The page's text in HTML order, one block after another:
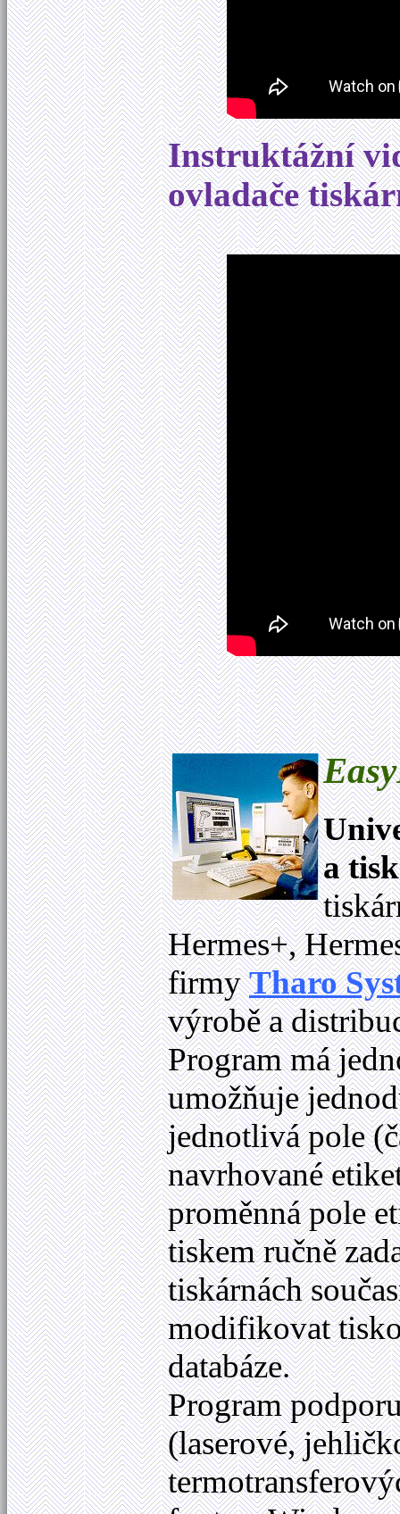
Instruktážní
ovladače
a
Hermes+,
firmyTharo
výrobě a
Program má
umožňuje
jednotlivá pole
navrhované
proměnná pole
tiskem ručně
tiskárnách
modifikovat
databáze.
Program
(laserové,